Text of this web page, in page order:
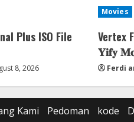
Plus ISO File
8, 2026
Movies
Vertex
𝐘𝐢𝐟𝐲
Ferdi
Kami Pedoman kode